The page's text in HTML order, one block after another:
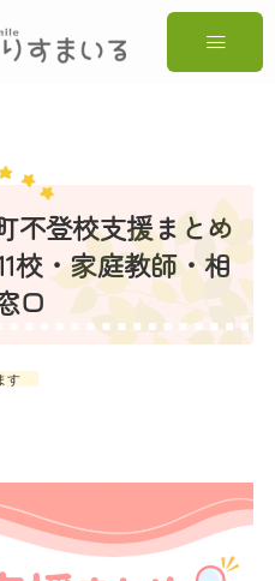
不登校支援まとめ
校・家庭教師・相
口
す